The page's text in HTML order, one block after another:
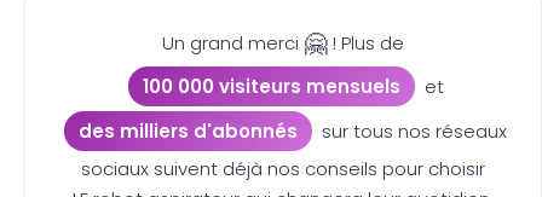
Un grand merci 🤗! Plus de
100 000 visiteurs mensuels
et
des milliers d'abonnés
sur tous nos réseaux
sociaux suivent déjà nos conseils pour choisir